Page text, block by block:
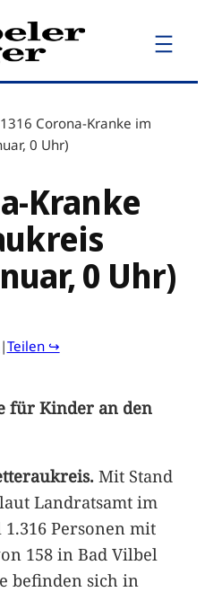
1316 Corona-Kranke im
0 Uhr)
Kranke
0 Uhr)
|Teilen ↪
für Kinder an den
Mit Stand
Landratsamt im
Personen mit
158 in Bad Vilbel
befinden sich in